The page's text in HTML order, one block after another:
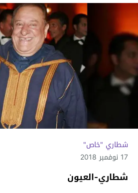
شطاري "خاص"
17 نوفمبر 2018
شطاري-العيون